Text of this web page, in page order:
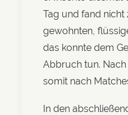
Tag und fand nicht
gewohnten,
das konnte dem
Abbruch tun.
somit nach
In den